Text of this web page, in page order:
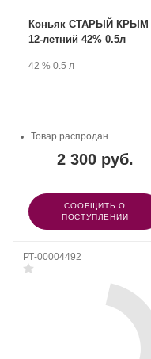
Коньяк СТАРЫЙ КРЫМ
12-летний 42% 0.5л
Производитель:
.Крепость
42 %. Объем
0.5 л
2 300 руб.
Товар распродан
СООБЩИТЬ О
ПОСТУПЛЕНИИ
РТ-00004492